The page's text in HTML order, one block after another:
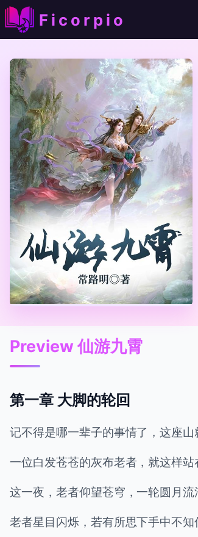
Ficorpio
Preview 仙游九霄
第一章 大脚的轮回
记不得是哪一辈子的事情了，这座
一位白发苍苍的灰布老者，就这样站
这一夜，老者仰望苍穹，一轮圆月
老者星目闪烁，若有所思下手中不知